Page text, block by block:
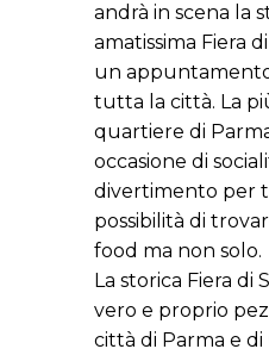
andrà in scena la
amatissima Fiera
un
tutta la città. La
quartiere di
occasione di
divertimento per
possibilità di
food ma non solo.
La storica Fiera di
vero e proprio
città di Parma e di